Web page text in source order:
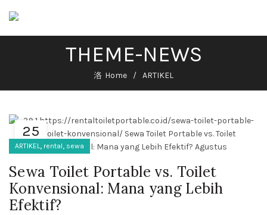
THEME-NEWS
Home ARTIKEL
25
MAR
ARTIKEL, rental, sewa
Sewa Toilet Portable vs. Toilet
Konvensional: Mana yang Lebih
Efektif?